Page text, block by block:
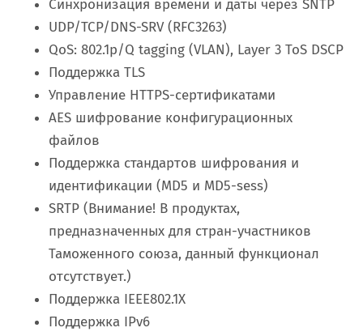
Синхронизация времени и даты через SNTP
UDP/TCP/DNS-SRV (RFC3263)
QoS: 802.1p/Q tagging (VLAN), Layer 3 ToS DSCP
Поддержка TLS
Управление HTTPS-сертификатами
AES шифрование конфигурационных
файлов
Поддержка стандартов шифрования и
идентификации (MD5 и MD5-sess)
SRTP (Внимание! В продуктах,
предназначенных для стран-участников
Таможенного союза, данный функционал
отсутствует.)
Поддержка IEEE802.1X
Поддержка IPv6